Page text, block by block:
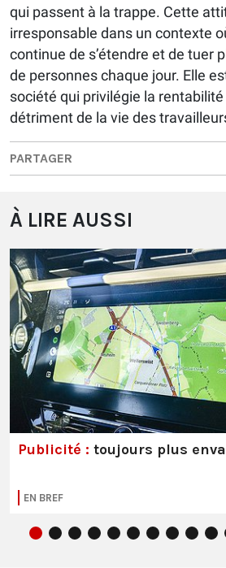
qui passent à la trappe. Cette
irresponsable dans un contexte
continue de s’étendre et de tuer
de personnes chaque jour. Elle
société qui privilégie la
détriment de la vie des
PARTAGER
À LIRE AUSSI
Publicité : toujours plus
EN BREF